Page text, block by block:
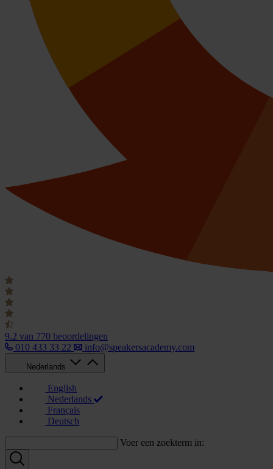
9.2 van 770 beoordelingen
010 433 33 22
info@speakersacademy.com
Nederlands
English
Nederlands
Français
Deutsch
Voer een zoekterm in: